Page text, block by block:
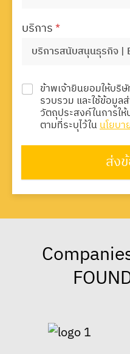
บริการ*
ข้าพเจ้ายินยอมให้บริ
รวบรวม และใช้ข้อมูล
วัตถุประสงค์ในการใ
ตามที่ระบุไว้ในนโยบ
ส่ง